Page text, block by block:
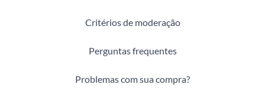
Critérios de moderação
Perguntas frequentes
Problemas com sua compra?